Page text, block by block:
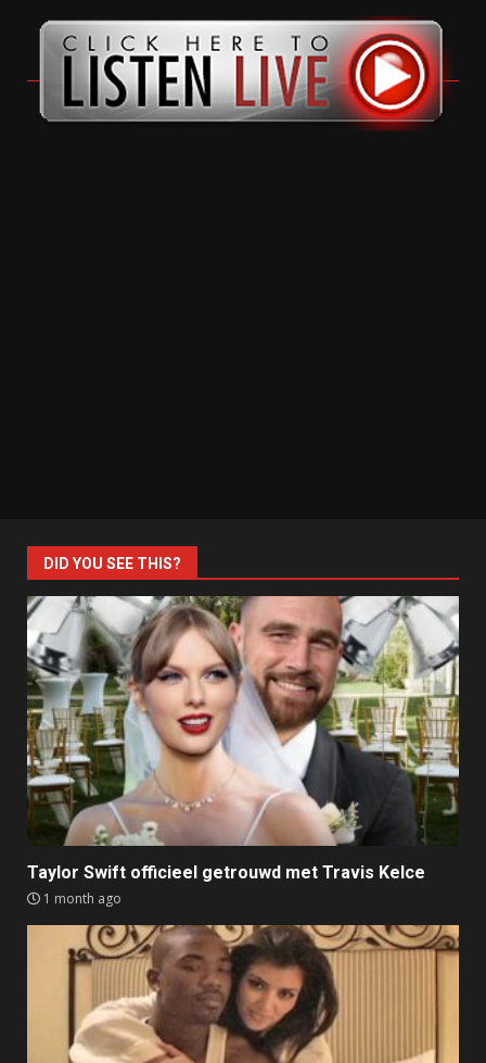
DID YOU SEE THIS?
Taylor Swift officieel getrouwd met Travis Kelce
1 month ago